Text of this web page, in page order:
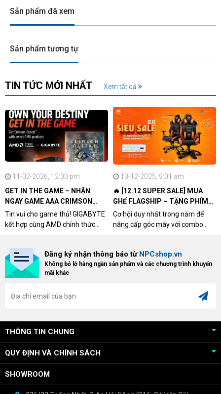
Sản phẩm đã xem
Sản phẩm tương tự
TIN TỨC MỚI NHẤT Xem tất cả
11-02-2026, 12:00 pm
GET IN THE GAME – NHẬN
NGAY GAME AAA CRIMSON
DESERT CÙNG GIGABYTE &
AMD
Tin vui cho game thủ! GIGABYTE
kết hợp cùng AMD chính thức
khách hàng sở hữu VGA Radeon
RX 9070 / RX 9070 XT.
13-12-2025, 9:01 am
🔥 [12.12 SUPER SALE] MUA
GHẾ FLAGSHIP – TẶNG PHÍM
CƠ XỊN
Cơ hội duy nhất trong năm để
nâng cấp góc máy với combo
dòng ghế Gaming cao cấp nhất,
bạn sẽ nhận ngay quà tặng trị giá
Đăng ký nhận thông báo từ NPCshop.vn
Không bỏ lỡ hàng ngàn sản phẩm và các chương trình khuyến
mãi khác
THÔNG TIN CHUNG
QUY ĐỊNH VÀ CHÍNH SÁCH
SHOWROOM